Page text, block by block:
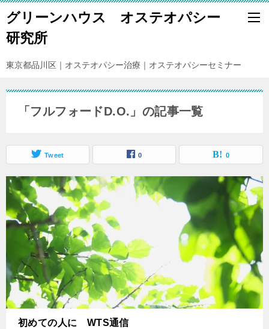
グリーンハウス オステオパシー
研究所
東京都品川区｜オステオパシー治療｜オステオパシーセミナー
「フルフォードD.O.」の記事一覧
Tweet 0 0
初めての人に WTS通信